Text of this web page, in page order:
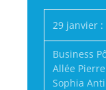
29 janvier :
Business
Allée
Sophia